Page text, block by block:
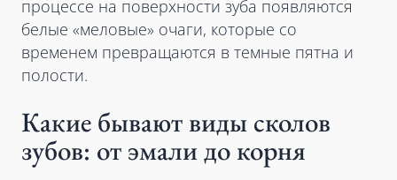
процессе на поверхности зуба появляются
белые «меловые» очаги, которые со
временем превращаются в темные пятна и
полости.
Какие бывают виды сколов
зубов: от эмали до корня